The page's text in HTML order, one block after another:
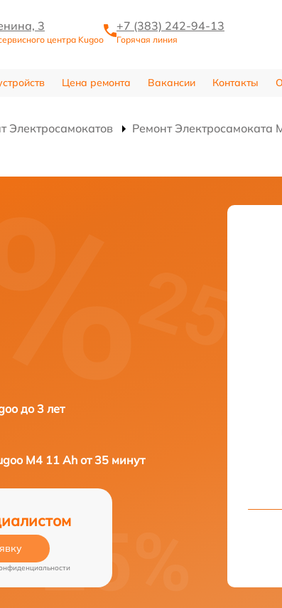
3
центра Kugoo
+7 (383) 242-94-13
Горячая линия
Цена ремонта Вакансии Контакты
Электросамокатов
Ремонт Электросамоката
до 3 лет
M4 11 Ah от 35 минут